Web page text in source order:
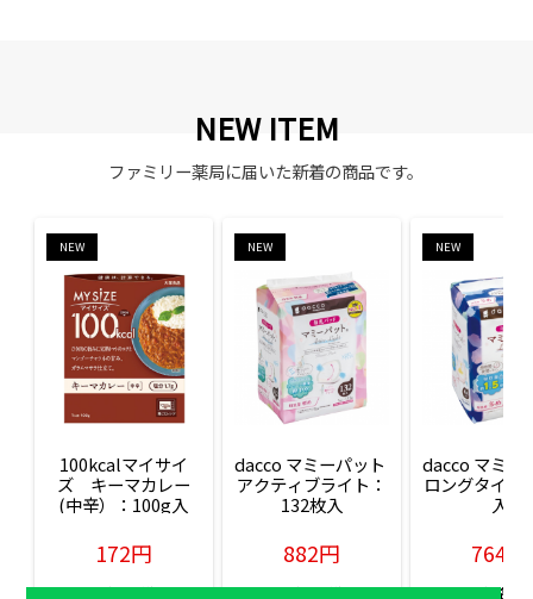
NEW ITEM
ファミリー薬局に届いた新着の商品です。
NEW
100kcalマイサイ
ズ　キーマカレー
(中辛）：100g入
172円
販売価格(税込)
NEW
dacco マミーパット
アクティブライト：
132枚入
882円
販売価格(税込)
NEW
dacco マミー
ロングタイム
入
764円
販売価格(税